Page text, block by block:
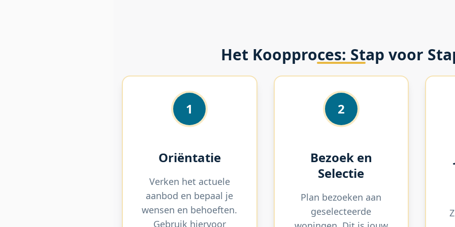
Het Koopproces: Stap voor
1
Oriëntatie
Verken het actuele
aanbod en bepaal je
wensen en behoeften.
Gebruik hiervoor
2
Bezoek en
Selectie
Plan bezoeken aan
geselecteerde